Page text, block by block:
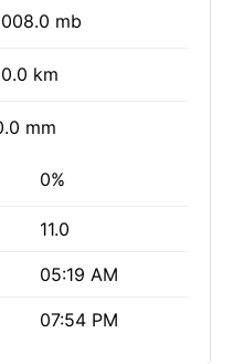
mb
km
mm
0%
11.0
05:19 AM
07:54 PM